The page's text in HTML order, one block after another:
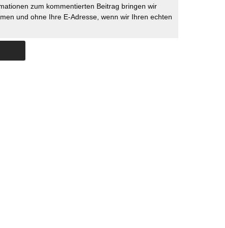
zum kommentierten Beitrag bringen wir
und ohne Ihre E-Adresse, wenn wir Ihren echten